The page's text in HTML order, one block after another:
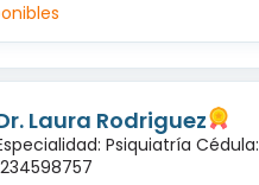
Laura Rodriguez
Psiquiatría Cédula: